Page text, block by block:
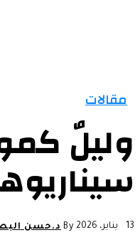
مقالات
وليلٌ
13 يناير، 2026 By د.حسن